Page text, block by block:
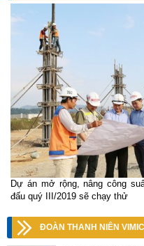
Dự án mở rộng, nâng công
đấu quý III/2019 sẽ chạy thử
ĐOÀN THANH NIÊN